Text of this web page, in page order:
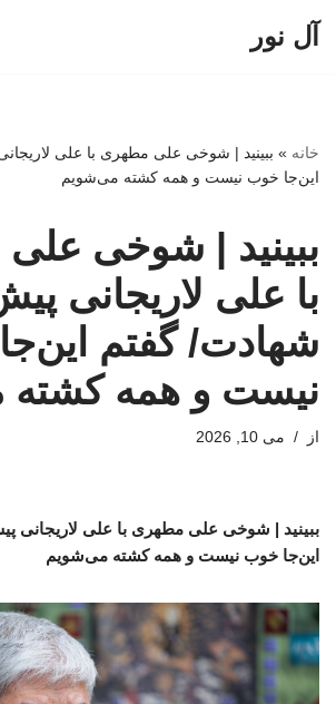
آل نور
خانه » ببینید | شوخی علی مطهری با علی
این‌جا خوب نیست و همه کشته می‌شویم
ببینید | شوخی
با علی لاریجانی
شهادت/ گفتم
نیست و همه
از می 10, 2026
ببینید | شوخی علی مطهری با علی لاریجانی
این‌جا خوب نیست و همه کشته می‌شویم